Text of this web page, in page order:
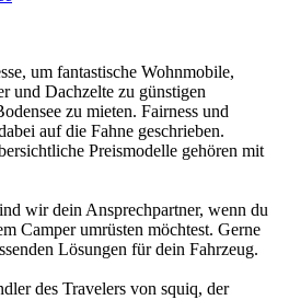
um fantastische Wohnmobile,
und Dachzelte zu günstigen
zu mieten. Fairness und
auf die Fahne geschrieben.
Preismodelle gehören mit
wir dein Ansprechpartner, wenn du
Camper umrüsten möchtest. Gerne
Lösungen für dein Fahrzeug.
des Travelers von squiq, der